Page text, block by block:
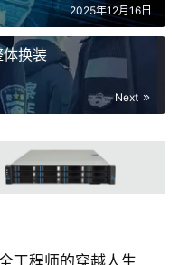
2025年12月16日
换装
Next